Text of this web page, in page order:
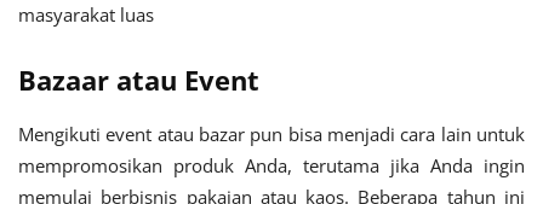
masyarakat luas
Bazaar atau Event
Mengikuti event atau bazar pun bisa menjadi cara lain untuk
mempromosikan produk Anda, terutama jika Anda ingin
memulai berbisnis pakaian atau kaos. Beberapa tahun ini